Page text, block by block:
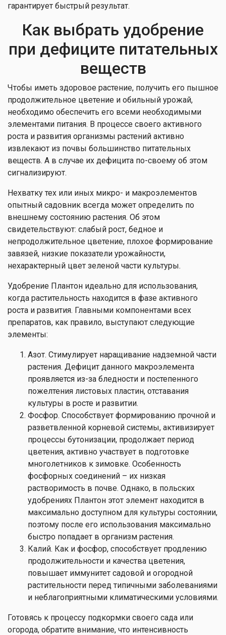
гарантирует быстрый результат.
Как выбрать удобрение
при дефиците питательных
веществ
Чтобы иметь здоровое растение, получить его пышное
продолжительное цветение и обильный урожай,
необходимо обеспечить его всеми необходимыми
элементами питания. В процессе своего активного
роста и развития организмы растений активно
извлекают из почвы большинство питательных
веществ. А в случае их дефицита по-своему об этом
сигнализируют.
Нехватку тех или иных микро- и макроэлементов
опытный садовник всегда может определить по
внешнему состоянию растения. Об этом
свидетельствуют: слабый рост, бедное и
непродолжительное цветение, плохое формирование
завязей, низкие показатели урожайности,
нехарактерный цвет зеленой части культуры.
Удобрение Плантон идеально для использования,
когда растительность находится в фазе активного
роста и развития. Главными компонентами всех
препаратов, как правило, выступают следующие
элементы:
Азот. Стимулирует наращивание надземной части
растения. Дефицит данного макроэлемента
проявляется из-за бледности и постепенного
пожелтения листовых пластин, отставания
культуры в росте и развитии.
Фосфор. Способствует формированию прочной и
разветвленной корневой системы, активизирует
процессы бутонизации, продолжает период
цветения, активно участвует в подготовке
многолетников к зимовке. Особенность
фосфорных соединений – их низкая
растворимость в почве. Однако, в польских
удобрениях Плантон этот элемент находится в
максимально доступном для культуры состоянии,
поэтому после его использования максимально
быстро попадает в организм растения.
Калий. Как и фосфор, способствует продлению
продолжительности и качества цветения,
повышает иммунитет садовой и огородной
растительности перед типичными заболеваниями
и неблагоприятными климатическими условиями.
Готовясь к процессу подкормки своего сада или
огорода, обратите внимание, что интенсивность